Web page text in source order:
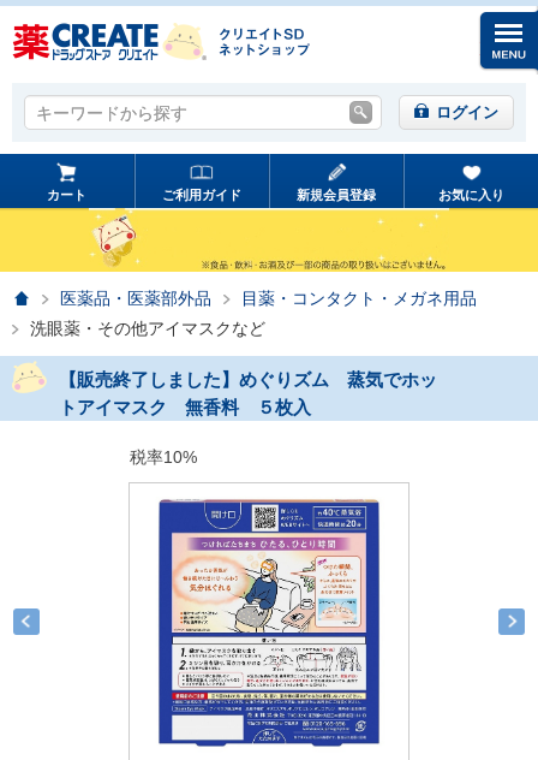
キーワードから探す
キーワードから探す ログイン
カート ご利用ガイド 新規会員登録 お気に入り
ホーム医薬品・医薬部外品
目薬・コンタクト・メガネ用品
洗眼薬・その他アイマスクなど
【販売終了しました】めぐりズム 蒸気でホッ
トアイマスク 無香料 ５枚入
税率10%